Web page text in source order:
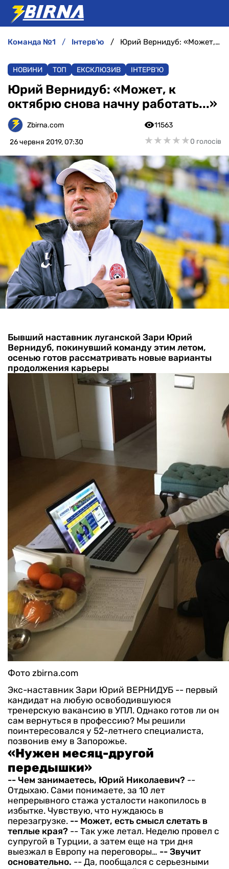
АНАЛІТИКА
ІНТЕРВ'Ю
РІЗНЕ
БУКМЕКЕРИ
команда №1 інтерв'ю Юрий Вернидуб: «Может, к октябрю снова начну работать...»
НОВИНИ ТОП ЕКСКЛЮЗИВ ІНТЕРВ'Ю
Юрий Вернидуб: «Может, к
октябрю снова начну работать...»
Zbirna.com
26 червня 2019, 07:30
11563
★★★★★
★★★★★0 голосів
Бывший наставник луганской Зари Юрий
Вернидуб, покинувший команду этим летом,
осенью готов рассматривать новые варианты
продолжения карьеры
Фото zbirna.com
Экс-наставник Зари Юрий ВЕРНИДУБ -- первый
кандидат на любую освободившуюся
тренерскую вакансию в УПЛ. Однако готов ли он
сам вернуться в профессию? Мы решили
поинтересовался у 52-летнего специалиста,
позвонив ему в Запорожье.
«Нужен месяц-другой
передышки»
-- Чем занимаетесь, Юрий Николаевич? --
Отдыхаю. Сами понимаете, за 10 лет
непрерывного стажа усталости накопилось в
избытке. Чувствую, что нуждаюсь в
перезагрузке. -- Может, есть смысл слетать в
теплые края? -- Так уже летал. Неделю провел с
супругой в Турции, а затем еще на три дня
выезжал в Европу на переговоры… -- Звучит
основательно. -- Да, пообщался с серьезными